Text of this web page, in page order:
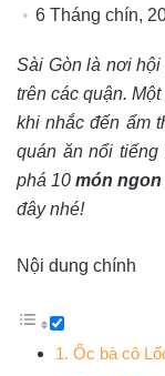
6 Tháng chín,
Sài Gòn là nơi
trên các quận.
khi nhắc đến ẩm
quán ăn nổi tiếng
phá 10 món ngon
đây nhé!
Nội dung chính
1. Ốc bà cô